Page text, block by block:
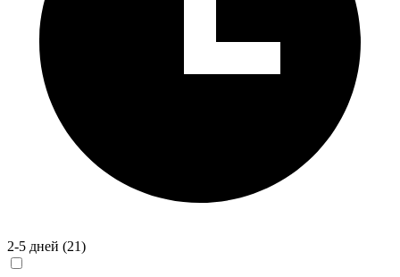
2-5 дней (21)